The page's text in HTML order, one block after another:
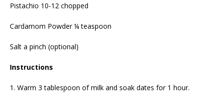
Pistachio 10-12 chopped
Cardamom Powder ¼ teaspoon
Salt a pinch (optional)
Instructions
1. Warm 3 tablespoon of milk and soak dates for 1 hour.